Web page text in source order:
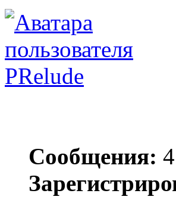
PRelude
Сообщения: 4